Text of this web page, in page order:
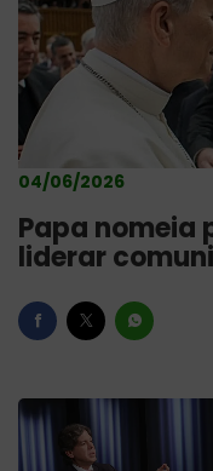
04/06/2026
Papa nomeia
liderar